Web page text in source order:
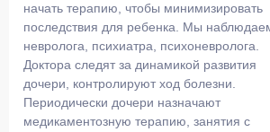
начать терапию, чтобы минимизировать
последствия для ребенка. Мы
невролога, психиатра, психоневролога.
Доктора следят за динамикой развития
дочери, контролируют ход болезни.
Периодически дочери назначают
медикаментозную терапию, занятия с